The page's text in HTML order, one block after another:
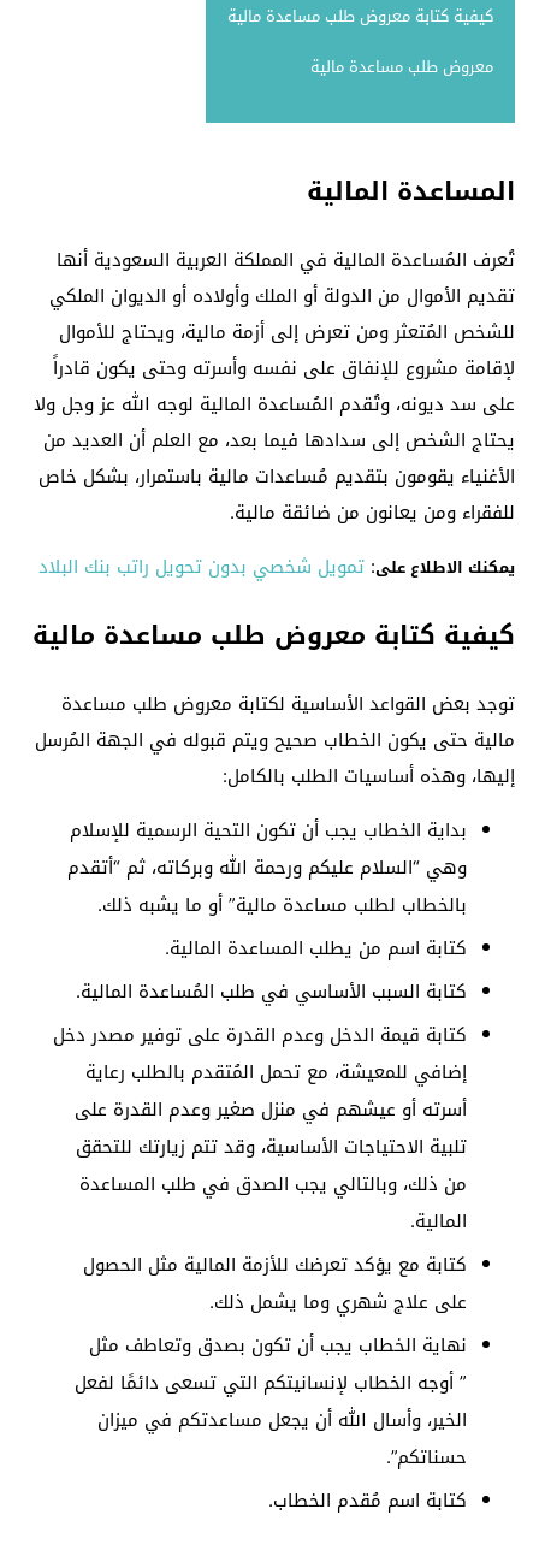
كيفية كتابة معروض طلب مساعدة مالية
معروض طلب مساعدة مالية
المساعدة المالية
تُعرف المُساعدة المالية في المملكة العربية السعودية أنها
تقديم الأموال من الدولة أو الملك وأولاده أو الديوان الملكي
للشخص المُتعثر ومن تعرض إلى أزمة مالية، ويحتاج للأموال
لإقامة مشروع للإنفاق على نفسه وأسرته وحتى يكون قادراً
على سد ديونه، وتُقدم المُساعدة المالية لوجه الله عز وجل ولا
يحتاج الشخص إلى سدادها فيما بعد، مع العلم أن العديد من
الأغنياء يقومون بتقديم مُساعدات مالية باستمرار، بشكل خاص
للفقراء ومن يعانون من ضائقة مالية.
يمكنك الاطلاع على: تمويل شخصي بدون تحويل راتب بنك البلاد
كيفية كتابة معروض طلب مساعدة مالية
توجد بعض القواعد الأساسية لكتابة معروض طلب مساعدة
مالية حتى يكون الخطاب صحيح ويتم قبوله في الجهة المُرسل
إليها، وهذه أساسيات الطلب بالكامل:
بداية الخطاب يجب أن تكون التحية الرسمية للإسلام
وهي “السلام عليكم ورحمة الله وبركاته، ثم “أتقدم
بالخطاب لطلب مساعدة مالية” أو ما يشبه ذلك.
كتابة اسم من يطلب المساعدة المالية.
كتابة السبب الأساسي في طلب المُساعدة المالية.
كتابة قيمة الدخل وعدم القدرة على توفير مصدر دخل
إضافي للمعيشة، مع تحمل المُتقدم بالطلب رعاية
أسرته أو عيشهم في منزل صغير وعدم القدرة على
تلبية الاحتياجات الأساسية، وقد تتم زيارتك للتحقق
من ذلك، وبالتالي يجب الصدق في طلب المساعدة
المالية.
كتابة مع يؤكد تعرضك للأزمة المالية مثل الحصول
على علاج شهري وما يشمل ذلك.
نهاية الخطاب يجب أن تكون بصدق وتعاطف مثل
” أوجه الخطاب لإنسانيتكم التي تسعى دائمًا لفعل
الخير، وأسال الله أن يجعل مساعدتكم في ميزان
حسناتكم”.
كتابة اسم مُقدم الخطاب.